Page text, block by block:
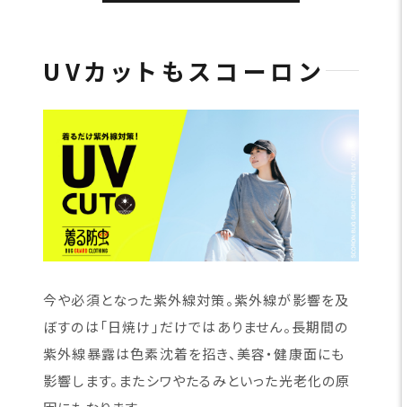
UVカットもスコーロン
今や必須となった紫外線対策。紫外線が影響を及
ぼすのは「日焼け」だけではありません。長期間の
紫外線暴露は色素沈着を招き、美容・健康面にも
影響します。またシワやたるみといった光老化の原